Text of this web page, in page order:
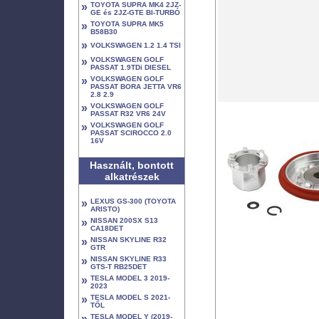
» TOYOTA SUPRA MK4 2JZ-
GE és 2JZ-GTE BI-TURBÓ
» TOYOTA SUPRA MK5
B58B30
» VOLKSWAGEN 1.2 1.4 TSI
» VOLKSWAGEN GOLF
PASSAT 1.9TDi DIESEL
» VOLKSWAGEN GOLF
PASSAT BORA JETTA VR6
2.8 2.9
» VOLKSWAGEN GOLF
PASSAT R32 VR6 24V
» VOLKSWAGEN GOLF
PASSAT SCIROCCO 2.0
16V
Használt, bontott
alkatrészek
» LEXUS GS-300 (TOYOTA
ARISTO)
» NISSAN 200SX S13
CA18DET
» NISSAN SKYLINE R32
GTR
» NISSAN SKYLINE R33
GTS-T RB25DET
» TESLA MODEL 3 2019-
2023
» TESLA MODEL S 2021-
TŐL
TESLA MODEL Y (2019-